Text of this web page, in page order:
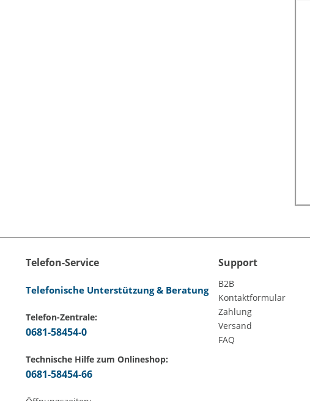
Telefon-Service
Telefonische Unterstützung & Beratung
Telefon-Zentrale:
0681-58454-0
Technische Hilfe zum Onlineshop:
0681-58454-66
Support
B2B
Kontaktformular
Zahlung
Versand
FAQ